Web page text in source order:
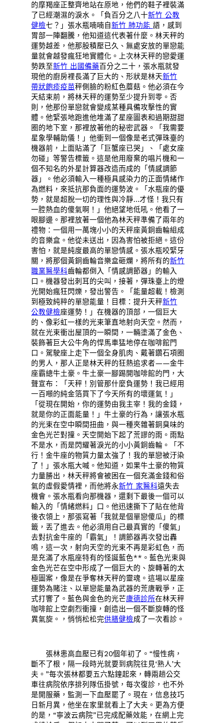
的摩羯座正整齊地站在原地，他們的鞋子裡裝滿
了已經潮濕的淚水。「負百分之八十新竹 公教
健檢七？」張水瓶喃喃自新竹 肺功能語，感到
胃部一陣翻騰，他知道這代表著什麼。林天秤的
運勢越差，他那股積壓已久、無處安放的單戀能
量就會越發瘋狂地實體化。上次林天秤的戀愛運
勢跌至新竹 出國備藥百分之二十，張水瓶就發
現他的廚房裡長滿了巨大的、形狀是林天新竹
帶狀皰疹疫苗秤側臉的粉紅色蘑菇。他必須在今
天結束前，將林天秤的運勢至少提升到零。否
則，他那份單戀就會變成某種具備攻擊性的實
體。他緊張地跑進他堆滿了星座圖表和過期甜甜
圈的地下室，那裡放著他的秘密武器。「我需要
星象學輔助儀！」他衝到一個像是老式彈珠臺的
機器前，上面貼滿了「巨蟹座已哭」、「處女座
勿碰」等警告標籤。這是他用廢棄的唱片機和一
個不知名的外星計算器改造而成的「情感調節
器」。他必須輸入一種極具感染力的正面情緒作
為燃料，來抵抗那負面的運勢波。「水瓶座的優
勢，就是超脫一切的理性與冷靜…才怪！我只有
一腔熱血的傻氣啊！」他絕望地低吼。他看了一
眼腳邊。那裡放著一個他為林天秤準備了兩年的
禮物：一個用一萬塊小小的天秤座黃銅齒輪組成
的音樂盒。他從未送出，因為害怕被拒絕。這份
害怕，就是純度最高的單戀情感。張水瓶咬緊牙
關，將那個黃銅齒輪音樂盒砸爛，將所有的新竹
職業醫學科齒輪都倒入「情感調節器」的輸入
口。機器發出刺耳的尖叫，接著，彈珠臺上的燈
光開始瘋狂閃爍，發出警告。「能量超載！檢測
到極致純粹的單戀能量！目標：提升天秤新竹
公教健檢座運勢！」在機器的頂部，一個巨大
的、像彩虹一樣的光束筆直地射向天空。然而，
就在光束衝出屋頂的一瞬間，一輛塗滿了金色、
裝飾著巨大公牛角的悍馬車猛地停在咖啡館門
口。駕駛座上走下一個全身肌肉、戴著鑽石項圈
的男人，那人正是林天秤的狂熱追求者——金牛
座霸總牛土豪。牛土豪一腳踢開咖啡館的門，大
聲宣布：「天秤！別管那什麼負運勢！我已經用
一百噸的純金箔買下了今天所有的壞運氣！」
「從現在開始，你的運勢由我主宰！我的金錢，
就是你的正面能量！」牛土豪的行為，讓張水瓶
的光束在空中瞬間扭曲，與一種夾雜著銅臭味的
金色光芒對撞。天空開始下起了荒謬的雨。雨點
不是水，而是閃耀著淚光的小小黃銅齒輪。「不
行！金牛座的物質力量太強了！我的單戀被汙染
了！」張水瓶大喊。他知道，如果牛土豪的物質
力量勝出，林天秤將會被困在一個充滿金錢和俗
氣的虛假愛情裡，而他將永新竹 家醫科遠失去
機會。張水瓶看向那機器，還剩下最後一個可以
輸入的「情緒燃料」口。他迅速撕下了貼在他背
後衣領上，那張寫著「我就是個單戀傻瓜」的標
籤，丟了進去。他必須用自己最真實的「傻氣」
去對抗金牛座的「霸氣」！調節器再次發出轟
鳴，這一次，射向天空的光束不再是彩虹色，而
是充滿了水瓶座特有的怪誕藍色**。藍色光束與
金色光芒在空中形成了一個巨大的、旋轉著的太
極圖案，像是在爭奪林天秤的靈魂。這場以星座
運勢為賭注、以單戀能量為武器的荒唐戰爭，正
式打響了。藍色與金色的光芒康德診所在林天秤
咖啡館上空劇烈衝撞，創造出一個不斷旋轉的怪
異氣旋。，悄悄松松完供膳健檢成了一次看診。
張林患高血壓已有20個年初了。“慢性病，
斷不了根，隔一段時光就要到病院往見‘熟人’大
夫。”每次張林都要五六點鐘起來，轉兩趟公交
車往病院依序排列隊伍掛號，每次復診，也不外
是開服藥，監測一下血壓罷了。現在，信息技巧
日新月異，他坐在家里就看上了大夫。更為方便
的是，“寧波云病院”已完成配藥效能，在網上完